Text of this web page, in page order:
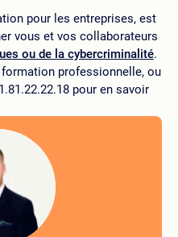
pour les entreprises, est
vous et vos collaborateurs
ou de la cybercriminalité.
professionnelle, ou
pour en savoir